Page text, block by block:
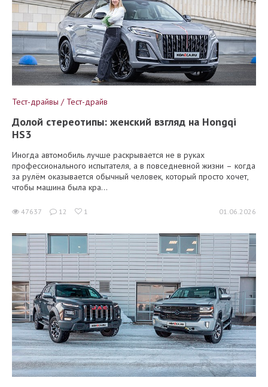
Тест-драйвы / Тест-драйв
Долой стереотипы: женский взгляд на Hongqi
HS3
Иногда автомобиль лучше раскрывается не в руках
профессионального испытателя, а в повседневной жизни – когда
за рулём оказывается обычный человек, который просто хочет,
чтобы машина была кра...
47637 12 1 01.06.2026